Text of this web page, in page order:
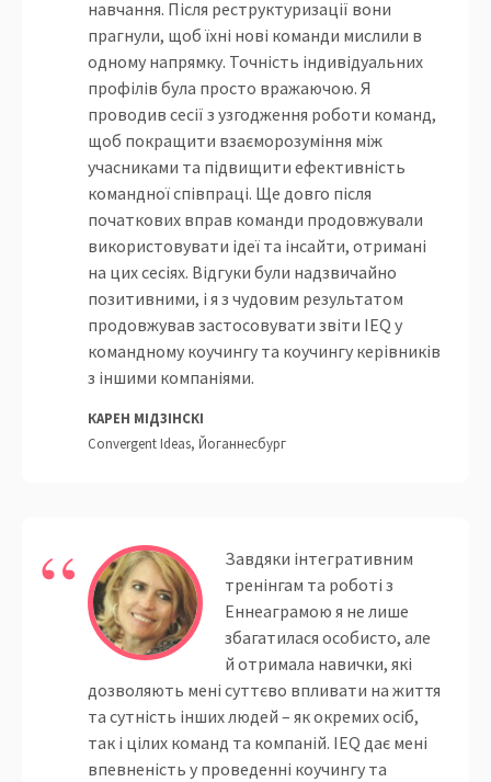
навчання. Після реструктуризації вони
прагнули, щоб їхні нові команди мислили в
одному напрямку. Точність індивідуальних
профілів була просто вражаючою. Я
проводив сесії з узгодження роботи команд,
щоб покращити взаєморозуміння між
учасниками та підвищити ефективність
командної співпраці. Ще довго після
початкових вправ команди продовжували
використовувати ідеї та інсайти, отримані
на цих сесіях. Відгуки були надзвичайно
позитивними, і я з чудовим результатом
продовжував застосовувати звіти IEQ у
командному коучингу та коучингу керівників
з іншими компаніями.
КАРЕН МІДЗІНСКІ
Convergent Ideas, Йоганнесбург
Завдяки інтегративним
тренінгам та роботі з
Еннеаграмою я не лише
збагатилася особисто, але
й отримала навички, які
дозволяють мені суттєво впливати на життя
та сутність інших людей – як окремих осіб,
так і цілих команд та компаній. IEQ дає мені
впевненість у проведенні коучингу та